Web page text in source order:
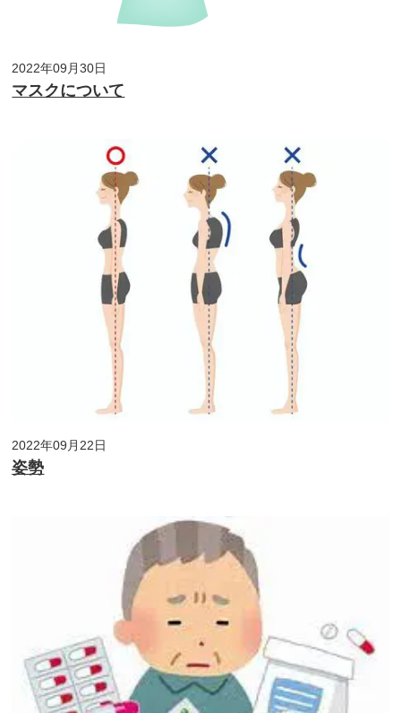
2022年09月30日
マスクについて
2022年09月22日
姿勢